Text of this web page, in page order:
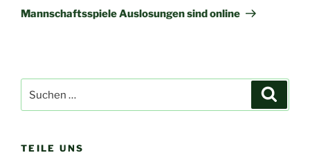
Beitrag
Mannschaftsspiele Auslosungen sind online
nach:
TEILE UNS